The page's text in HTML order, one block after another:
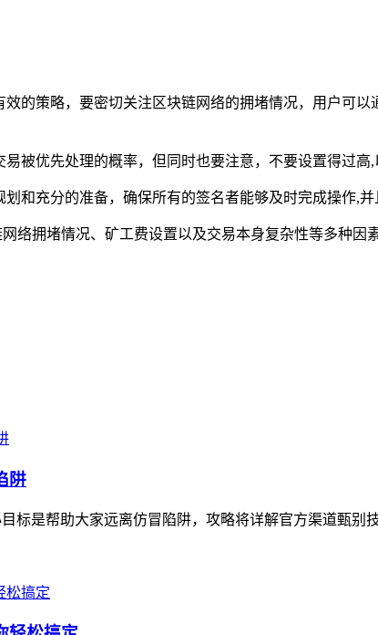
的策略，要密切关注区块链网络的拥堵情况，用户可
被优先处理的概率，但同时也要注意，不要设置得过高
和充分的准备，确保所有的签名者能够及时完成操作,
络拥堵情况、矿工费设置以及交易本身复杂性等多种因
阱
标是帮助大家远离仿冒陷阱，攻略将详解官方渠道甄别